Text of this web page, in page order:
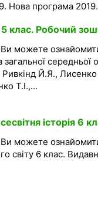
Нова програма
клас. Робочий
Ви можете
загальної
Й.Я.,
Т.І.,...
історія 6
можете
світу 6 клас.